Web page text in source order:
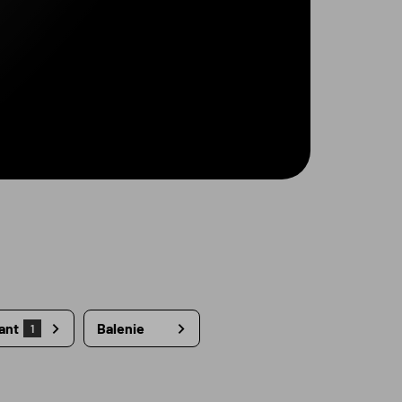
1 Balenie